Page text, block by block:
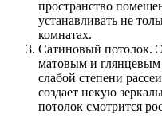
пространство
устанавливать не
комнатах.
Сатиновый потолок.
матовым и глянцевым
слабой степени
создает некую
потолок смотрится